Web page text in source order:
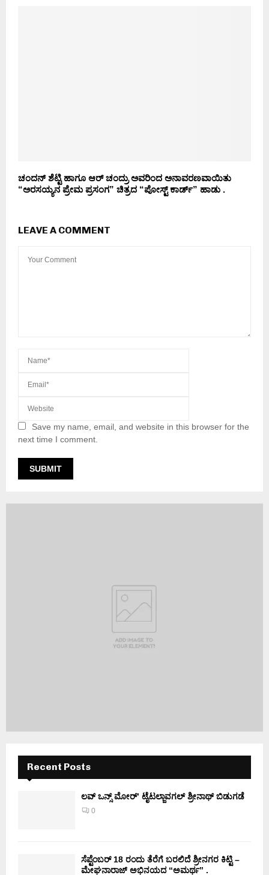
ಚಂದನ್ ಶೆಟ್ಟಿ ಹಾಗೂ ಆರ್ ಚಂದ್ರು ಅವರಿಂದ ಅನಾವರಣವಾಯಿತು
“ಅರಸಯ್ಯನ ಪ್ರೇಮ ಪ್ರಸಂಗ” ಚಿತ್ರದ “ಪೋಸ್ಟ್ ಕಾರ್ಡ್” ಹಾಡು .
LEAVE A COMMENT
Save my name, email, and website in this browser for the
next time I comment.
Recent Posts
ಲವ್ ಒನ್ಸ್ ಮೋರ್’ ಟೈಟಲ್ಜಾವಗಲ್ ಶ್ರೀನಾಥ್ ಬಿಡುಗಡೆ
0
ಸೆಪ್ಟೆಂಬರ್ 18 ರಂದು ತೆರೆಗೆ ಬರಲಿದೆ ಶ್ರೀನಗರ ಕಿಟ್ಟಿ –
ಮೇಘನಾರಾಜ್ ಅಭಿನಯದ “ಅಮರ್ಥ” .